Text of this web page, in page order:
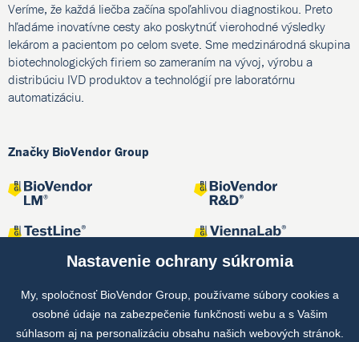
Veríme, že každá liečba začína spoľahlivou diagnostikou. Preto
hľadáme inovatívne cesty ako poskytnúť vierohodné výsledky
lekárom a pacientom po celom svete. Sme medzinárodná skupina
biotechnologických firiem so zameraním na vývoj, výrobu a
distribúciu IVD produktov a technológií pre laboratórnu
automatizáciu.
Značky BioVendor Group
Spoločné projekty
Nastavenie ochrany súkromia
My, spoločnosť BioVendor Group, používame súbory cookies a
osobné údaje na zabezpečenie funkčnosti webu a s Vašim
súhlasom aj na personalizáciu obsahu našich webových stránok.